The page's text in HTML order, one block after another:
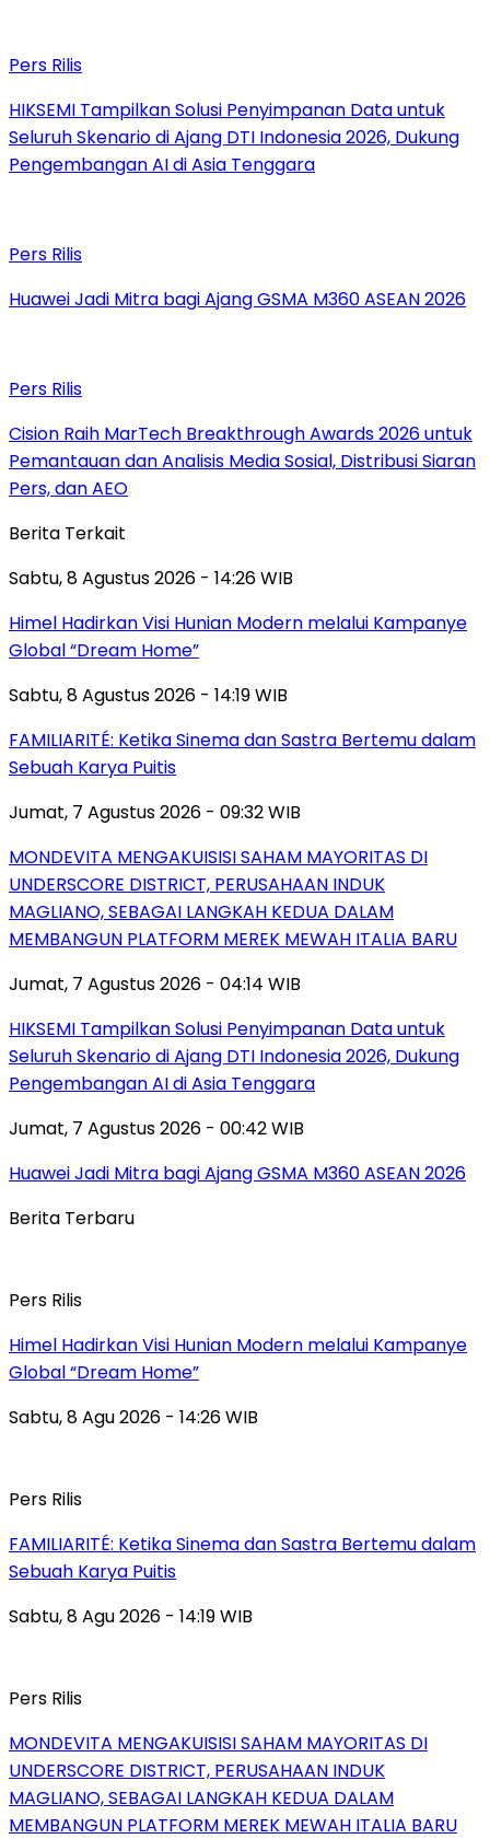
Pers Rilis
HIKSEMI Tampilkan Solusi Penyimpanan Data untuk
Seluruh Skenario di Ajang DTI Indonesia 2026, Dukung
Pengembangan AI di Asia Tenggara
Pers Rilis
Huawei Jadi Mitra bagi Ajang GSMA M360 ASEAN 2026
Pers Rilis
Cision Raih MarTech Breakthrough Awards 2026 untuk
Pemantauan dan Analisis Media Sosial, Distribusi Siaran
Pers, dan AEO
Berita Terkait
Sabtu, 8 Agustus 2026 - 14:26 WIB
Himel Hadirkan Visi Hunian Modern melalui Kampanye
Global “Dream Home”
Sabtu, 8 Agustus 2026 - 14:19 WIB
FAMILIARITÉ: Ketika Sinema dan Sastra Bertemu dalam
Sebuah Karya Puitis
Jumat, 7 Agustus 2026 - 09:32 WIB
MONDEVITA MENGAKUISISI SAHAM MAYORITAS DI
UNDERSCORE DISTRICT, PERUSAHAAN INDUK
MAGLIANO, SEBAGAI LANGKAH KEDUA DALAM
MEMBANGUN PLATFORM MEREK MEWAH ITALIA BARU
Jumat, 7 Agustus 2026 - 04:14 WIB
HIKSEMI Tampilkan Solusi Penyimpanan Data untuk
Seluruh Skenario di Ajang DTI Indonesia 2026, Dukung
Pengembangan AI di Asia Tenggara
Jumat, 7 Agustus 2026 - 00:42 WIB
Huawei Jadi Mitra bagi Ajang GSMA M360 ASEAN 2026
Berita Terbaru
Pers Rilis
Himel Hadirkan Visi Hunian Modern melalui Kampanye
Global “Dream Home”
Sabtu, 8 Agu 2026 - 14:26 WIB
Pers Rilis
FAMILIARITÉ: Ketika Sinema dan Sastra Bertemu dalam
Sebuah Karya Puitis
Sabtu, 8 Agu 2026 - 14:19 WIB
Pers Rilis
MONDEVITA MENGAKUISISI SAHAM MAYORITAS DI
UNDERSCORE DISTRICT, PERUSAHAAN INDUK
MAGLIANO, SEBAGAI LANGKAH KEDUA DALAM
MEMBANGUN PLATFORM MEREK MEWAH ITALIA BARU